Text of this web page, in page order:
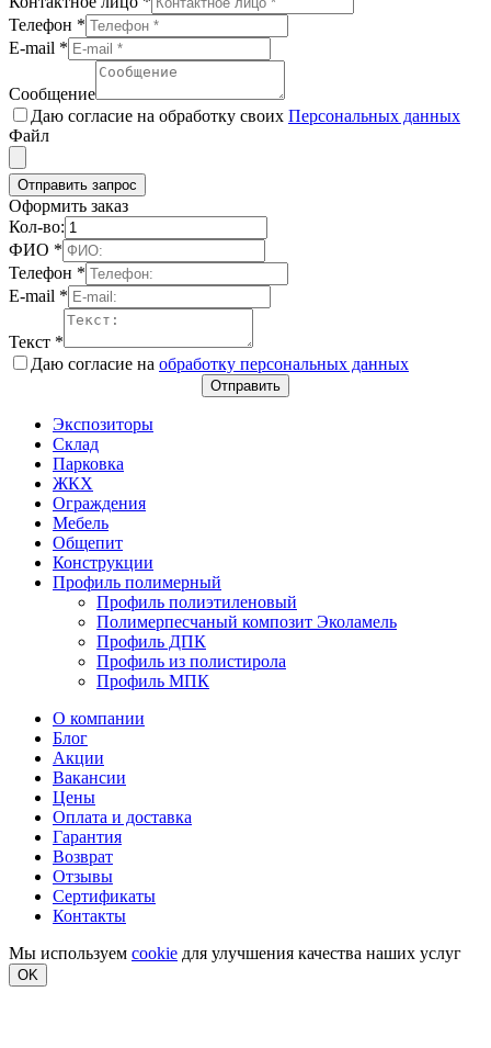
Телефон *
E-mail *
Сообщение
Даю согласие на обработку своих Персональных данных
Файл
Отправить запрос
Оформить заказ
Кол-во:
ФИО *
Телефон *
E-mail *
Текст *
Даю согласие на обработку персональных данных
Отправить
Экспозиторы
Склад
Парковка
ЖКХ
Ограждения
Мебель
Общепит
Конструкции
Профиль полимерный
Профиль полиэтиленовый
Полимерпесчаный композит Эколамель
Профиль ДПК
Профиль из полистирола
Профиль МПК
О компании
Блог
Акции
Вакансии
Цены
Оплата и доставка
Гарантия
Возврат
Отзывы
Сертификаты
Контакты
Мы используем cookie для улучшения качества наших услуг
OK